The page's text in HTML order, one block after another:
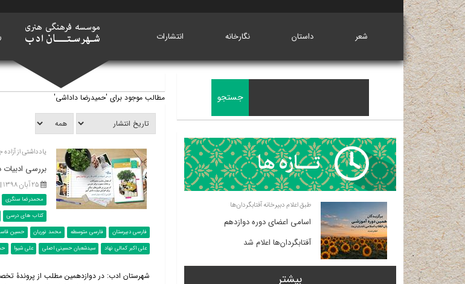
شعر داستان نگارخانه انتشارات خانه
مطالب موجود برای 'حمیدرضا داداشی'
یادداشتی از
بررسی ادبیات
۲۵ آبان ۱۳۹۸ |
محمدرضا سنگری
کتاب های درسی
فارسی دبیرستان
فارسی متوسطه محمد نوریان حسین
علی اکبر کمالی نهاد
سیدشعبان حسینی اصلی علی شیوا
شهرستان ادب: در دوازدهمین مطلب از پروندۀ
طبق اعلام دبیرخانه آفتابگردان‌ها
اسامی اعضای دوره دوازدهم
آفتابگردان‌ها اعلام شد
بیشتر